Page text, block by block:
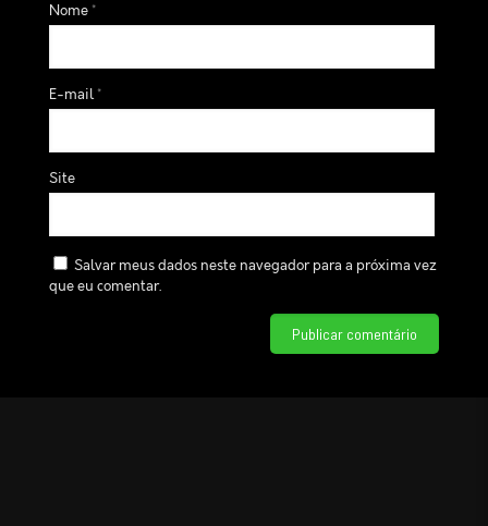
Nome *
E-mail*
Site
Salvar meus dados neste navegador para a próxima vez
que eu comentar.